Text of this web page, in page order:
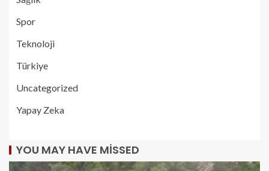
Spor
Teknoloji
Türkiye
Uncategorized
Yapay Zeka
YOU MAY HAVE MISSED